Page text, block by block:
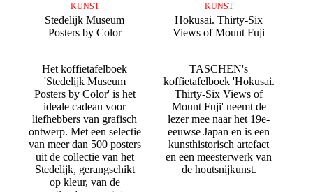
KUNST
Stedelijk Museum
Posters by Color
Het koffietafelboek
'Stedelijk Museum
Posters by Color' is het
ideale cadeau voor
liefhebbers van grafisch
ontwerp. Met een selectie
van meer dan 500 posters
uit de collectie van het
Stedelijk, gerangschikt
op kleur, van de
KUNST
Hokusai. Thirty-Six
Views of Mount Fuji
TASCHEN's
koffietafelboek 'Hokusai.
Thirty-Six Views of
Mount Fuji' neemt de
lezer mee naar het 19e-
eeuwse Japan en is een
kunsthistorisch artefact
en een meesterwerk van
de houtsnijkunst.